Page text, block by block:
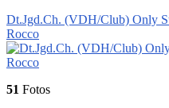
Dt.Jgd.Ch. (VDH/Club) Only
Rocco
51 Fotos